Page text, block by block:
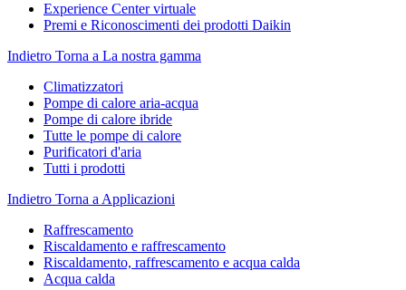
Experience Center virtuale
Premi e Riconoscimenti dei prodotti Daikin
Indietro Torna a La nostra gamma
Climatizzatori
Pompe di calore aria-acqua
Pompe di calore ibride
Tutte le pompe di calore
Purificatori d'aria
Tutti i prodotti
Indietro Torna a Applicazioni
Raffrescamento
Riscaldamento e raffrescamento
Riscaldamento, raffrescamento e acqua calda
Acqua calda